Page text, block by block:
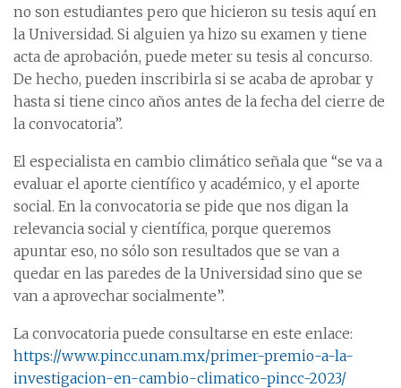
no son estudiantes pero que hicieron su tesis aquí en
la Universidad. Si alguien ya hizo su examen y tiene
acta de aprobación, puede meter su tesis al concurso.
De hecho, pueden inscribirla si se acaba de aprobar y
hasta si tiene cinco años antes de la fecha del cierre de
la convocatoria”.
El especialista en cambio climático señala que “se va a
evaluar el aporte científico y académico, y el aporte
social. En la convocatoria se pide que nos digan la
relevancia social y científica, porque queremos
apuntar eso, no sólo son resultados que se van a
quedar en las paredes de la Universidad sino que se
van a aprovechar socialmente”.
La convocatoria puede consultarse en este enlace:
https://www.pincc.unam.mx/primer-premio-a-la-
investigacion-en-cambio-climatico-pincc-2023/